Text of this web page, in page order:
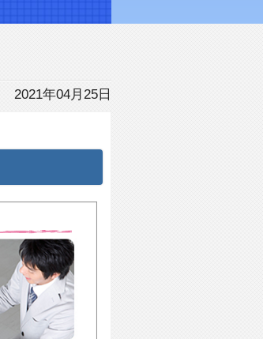
2021年04月25日